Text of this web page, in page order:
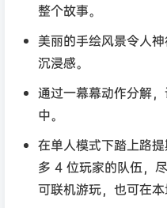
整个故事。
美丽的手绘风景令人
沉浸感。
通过一幕幕动作分解
中。
在单人模式下踏上路
多 4 位玩家的队伍，
可联机游玩，也可在本